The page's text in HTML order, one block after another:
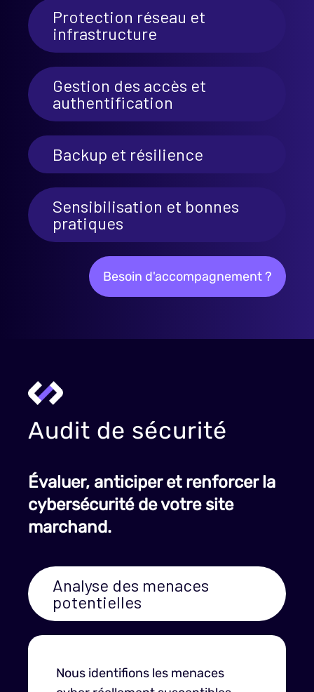
Protection réseau et
infrastructure
Gestion des accès et
authentification
Backup et résilience
Sensibilisation et bonnes
pratiques
Besoin d'accompagnement ?
Audit de sécurité
Évaluer, anticiper et renforcer la
cybersécurité de votre site
marchand.
Analyse des menaces
potentielles
Nous identifions les menaces